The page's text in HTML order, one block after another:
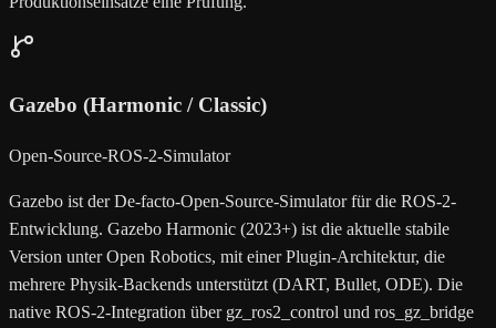
Gazebo (Harmonic / Classic)
Open-Source-ROS-2-Simulator
Gazebo ist der De-facto-Open-Source-Simulator für die ROS-2-
Entwicklung. Gazebo Harmonic (2023+) ist die aktuelle stabile
Version unter Open Robotics, mit einer Plugin-Architektur, die
mehrere Physik-Backends unterstützt (DART, Bullet, ODE). Die
native ROS-2-Integration über gz_ros2_control und ros_gz_bridge